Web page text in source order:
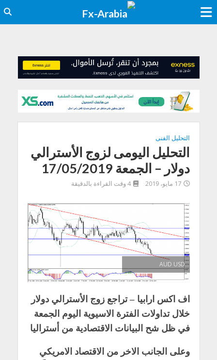
التحليل الفنى
التحليل اليومى لزوج الأسترالي
دولار – الجمعة 17/05/2019
17 مايو، 2019 4 وقت القراءة بالدقيقة
AUD USD
اف اكس ارابيا – تراجع زوج الأسترالي دولار
خلال تداولات الفترة الاسيوية اليوم الجمعة
في ظل شح البيانات الاقتصادية من أستراليا
وعلى الجانب الاخر من الاقتصاد الامريكي